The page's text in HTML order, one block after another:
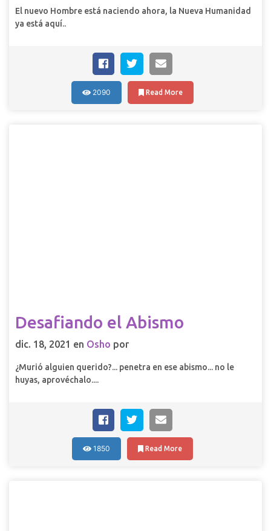
El nuevo Hombre está naciendo ahora, la Nueva Humanidad
ya está aquí..
2090 Read More
Desafiando el Abismo
dic. 18, 2021 en Osho por
¿Murió alguien querido?... penetra en ese abismo... no le
huyas, aprovéchalo....
1850 Read More